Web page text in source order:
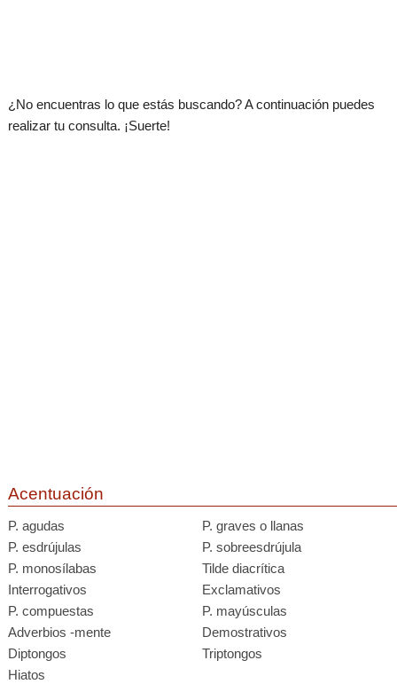
¿No encuentras lo que estás buscando? A continuación puedes
realizar tu consulta. ¡Suerte!
Acentuación
P. agudas
P. graves o llanas
P. esdrújulas
P. sobreesdrújula
P. monosílabas
Tilde diacrítica
Interrogativos
Exclamativos
P. compuestas
P. mayúsculas
Adverbios -mente
Demostrativos
Diptongos
Triptongos
Hiatos